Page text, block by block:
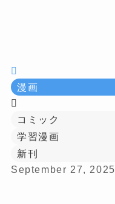
漫画
コミック
学習漫画
新刊
September 27, 2025